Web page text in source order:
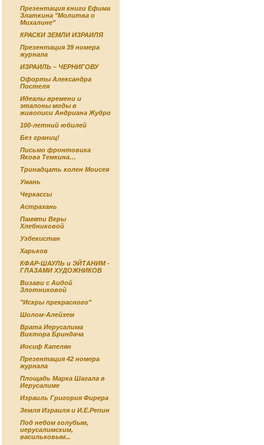
Презентация книги Ефима
Златкина "Молитва о
Михалине"
КРАСКИ ЗЕМЛИ ИЗРАИЛЯ
Презентация 39 номера
журнала
ИЗРАИЛЬ – ЧЕРНИГОВУ
Офорты Александра
Постеля
Идеалы времени и
эталоны моды в
живописи Андриана Жудро
100-летний юбилей
Без границ!
Письмо фронтовика
Якова Темкина…
Тринадцать колен Моисея
Умань
Черкассы
Астрахань
Памяти Веры
Хлебниковой
Узбекистан
Харьков
КФАР-ШАУЛЬ и ЭЙТАНИМ -
ГЛАЗАМИ ХУДОЖНИКОВ
Визави с Аидой
Злотниковой
"Искры прекрасного"
Шолом-Алейхем
Врата Иерусалима
Виктора Бриндача
Иосиф Капелян
Презентация 42 номера
журнала
Площадь Марка Шагала в
Иерусалиме
Израиль Григория Фирера
Земля Израиля и И.Е.Репин
Под небом голубым,
иерусалимским,
васильковым...